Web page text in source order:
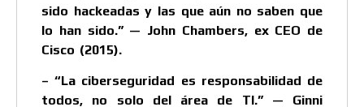
sido hackeadas y las que aún no saben que
lo han sido.” — John Chambers, ex CEO de
Cisco (2015).
– “La ciberseguridad es responsabilidad de
todos, no solo del área de TI.” — Ginni